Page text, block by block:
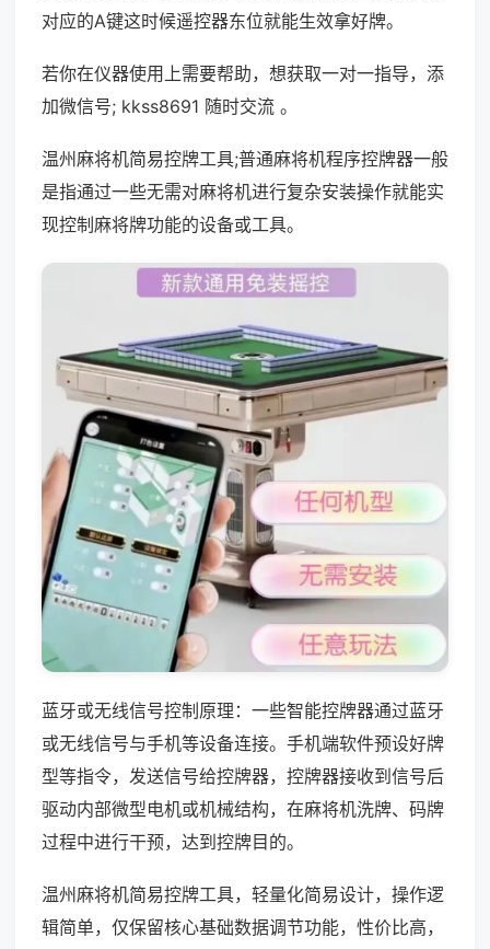
对应的A键这时候遥控器东位就能生效拿好牌。
若你在仪器使用上需要帮助，想获取一对一指导，添
加微信号; kkss8691 随时交流 。
温州麻将机简易控牌工具;普通麻将机程序控牌器一般
是指通过一些无需对麻将机进行复杂安装操作就能实
现控制麻将牌功能的设备或工具。
蓝牙或无线信号控制原理：一些智能控牌器通过蓝牙
或无线信号与手机等设备连接。手机端软件预设好牌
型等指令，发送信号给控牌器，控牌器接收到信号后
驱动内部微型电机或机械结构，在麻将机洗牌、码牌
过程中进行干预，达到控牌目的。
温州麻将机简易控牌工具，轻量化简易设计，操作逻
辑简单，仅保留核心基础数据调节功能，性价比高，